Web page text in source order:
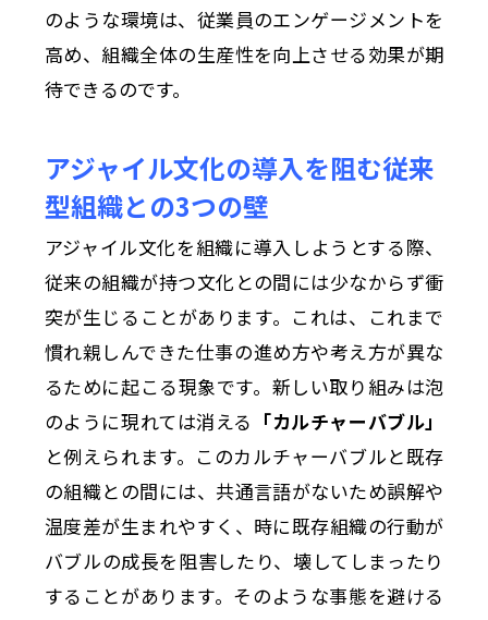
のような環境は、従業員のエンゲージメントを
高め、組織全体の生産性を向上させる効果が期
待できるのです。
アジャイル文化の導入を阻む従来
型組織との3つの壁
アジャイル文化を組織に導入しようとする際、
従来の組織が持つ文化との間には少なからず衝
突が生じることがあります。これは、これまで
慣れ親しんできた仕事の進め方や考え方が異な
るために起こる現象です。新しい取り組みは泡
のように現れては消える 「カルチャーバブル」
と例えられます。このカルチャーバブルと既存
の組織との間には、共通言語がないため誤解や
温度差が生まれやすく、時に既存組織の行動が
バブルの成長を阻害したり、壊してしまったり
することがあります。そのような事態を避ける